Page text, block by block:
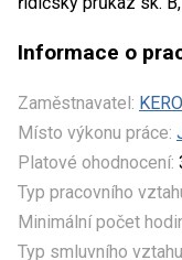
Informace o
Zaměstnavatel:
Místo výkonu práce:
Platové ohodnocení:
Typ pracovního
Minimální počet
Typ smluvního